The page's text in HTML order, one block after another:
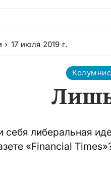
17 июля 2019 г.
себя либеральная
«Financial